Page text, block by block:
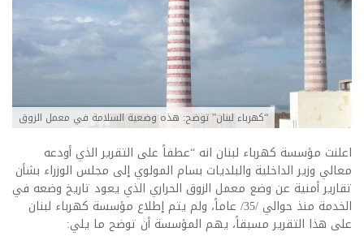
“كهرباء لبنان” توضح: هذه وضعية السلامة في معمل الزوق
اعلنت مؤسسة كهرباء لبنان انه “عطفاً على التقرير الذي أودعه
معالي وزير الداخلية والبلديات بسام المولوي إلى مجلس الوزراء بشأن
تقارير أمنية عن وضع معمل الزوق الحراري الذي يعود تاريخ وضعه في
الخدمة منذ حوالي /35/ عاماً، ولم يتم إطلاع مؤسسة كهرباء لبنان
على هذا التقرير مسبقاً، يهم المؤسسة أن توضح ما يلي: